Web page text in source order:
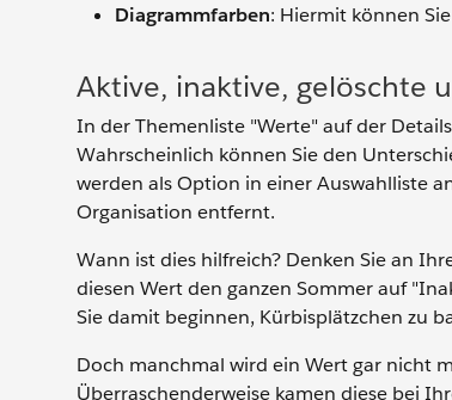
Diagrammfarben: Hiermit können
Aktive, inaktive, gelöschte
In der Themenliste "Werte" auf der
Wahrscheinlich können Sie den
werden als Option in einer Auswahlliste
Organisation entfernt.
Wann ist dies hilfreich? Denken Sie an
diesen Wert den ganzen Sommer auf
Sie damit beginnen, Kürbisplätzchen zu
Doch manchmal wird ein Wert gar nicht
Überraschenderweise kamen diese bei